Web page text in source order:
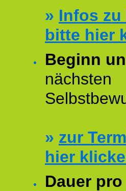
» Infos
bitte hier
Beginn
nächsten
» zur
hier
Dauer